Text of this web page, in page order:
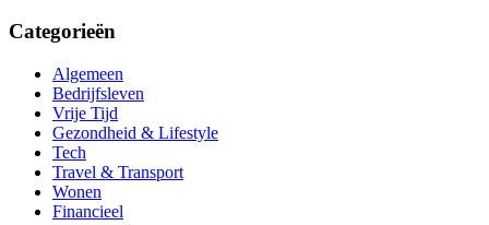
Categorieën
Algemeen
Bedrijfsleven
Vrije Tijd
Gezondheid & Lifestyle
Tech
Travel & Transport
Wonen
Financieel